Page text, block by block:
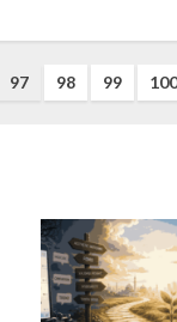
97 98 99